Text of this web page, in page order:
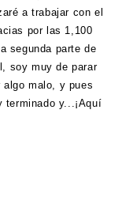
a trabajar con el
por las 1,100
segunda parte de
soy muy de parar
malo, y pues
terminado y...¡Aquí